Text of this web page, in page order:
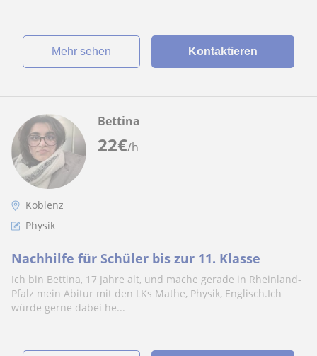
Mehr sehen Kontaktieren
22€/h
Bettina
Koblenz
Physik
Nachhilfe für Schüler bis zur 11. Klasse
Ich bin Bettina, 17 Jahre alt, und mache gerade in Rheinland-
Pfalz mein Abitur mit den LKs Mathe, Physik, Englisch.Ich
würde gerne dabei he...